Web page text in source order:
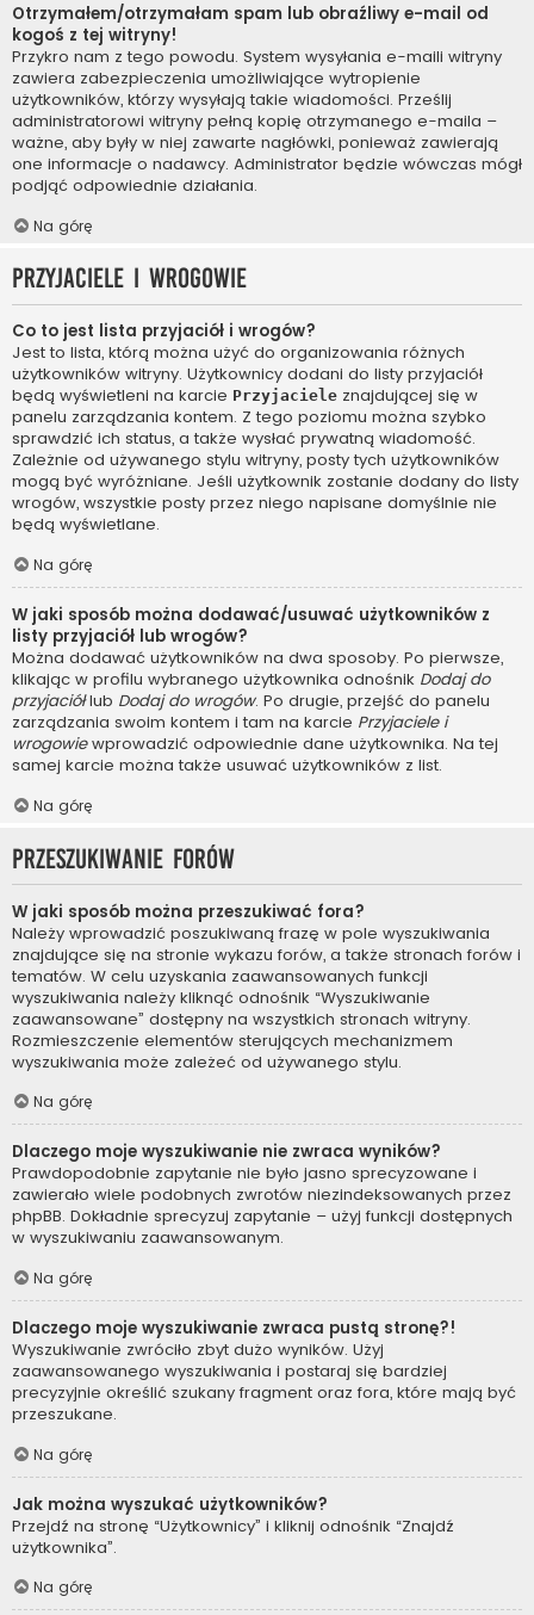
Otrzymałem/otrzymałam spam lub obraźliwy e-mail od
kogoś z tej witryny!
Przykro nam z tego powodu. System wysyłania e-maili witryny
zawiera zabezpieczenia umożliwiające wytropienie
użytkowników, którzy wysyłają takie wiadomości. Prześlij
administratorowi witryny pełną kopię otrzymanego e-maila –
ważne, aby były w niej zawarte nagłówki, ponieważ zawierają
one informacje o nadawcy. Administrator będzie wówczas mógł
podjąć odpowiednie działania.
Na górę
Przyjaciele i wrogowie
Co to jest lista przyjaciół i wrogów?
Jest to lista, którą można użyć do organizowania różnych
użytkowników witryny. Użytkownicy dodani do listy przyjaciół
będą wyświetleni na karcie Przyjaciele znajdującej się w
panelu zarządzania kontem. Z tego poziomu można szybko
sprawdzić ich status, a także wysłać prywatną wiadomość.
Zależnie od używanego stylu witryny, posty tych użytkowników
mogą być wyróżniane. Jeśli użytkownik zostanie dodany do listy
wrogów, wszystkie posty przez niego napisane domyślnie nie
będą wyświetlane.
Na górę
W jaki sposób można dodawać/usuwać użytkowników z
listy przyjaciół lub wrogów?
Można dodawać użytkowników na dwa sposoby. Po pierwsze,
klikając w profilu wybranego użytkownika odnośnik Dodaj do
przyjaciółlub Dodaj do wrogów. Po drugie, przejść do panelu
zarządzania swoim kontem i tam na karcie Przyjaciele i
wrogowiewprowadzić odpowiednie dane użytkownika. Na tej
samej karcie można także usuwać użytkowników z list.
Na górę
Przeszukiwanie forów
W jaki sposób można przeszukiwać fora?
Należy wprowadzić poszukiwaną frazę w pole wyszukiwania
znajdujące się na stronie wykazu forów, a także stronach forów i
tematów. W celu uzyskania zaawansowanych funkcji
wyszukiwania należy kliknąć odnośnik “Wyszukiwanie
zaawansowane” dostępny na wszystkich stronach witryny.
Rozmieszczenie elementów sterujących mechanizmem
wyszukiwania może zależeć od używanego stylu.
Na górę
Dlaczego moje wyszukiwanie nie zwraca wyników?
Prawdopodobnie zapytanie nie było jasno sprecyzowane i
zawierało wiele podobnych zwrotów niezindeksowanych przez
phpBB. Dokładnie sprecyzuj zapytanie – użyj funkcji dostępnych
w wyszukiwaniu zaawansowanym.
Na górę
Dlaczego moje wyszukiwanie zwraca pustą stronę?!
Wyszukiwanie zwróciło zbyt dużo wyników. Użyj
zaawansowanego wyszukiwania i postaraj się bardziej
precyzyjnie określić szukany fragment oraz fora, które mają być
przeszukane.
Na górę
Jak można wyszukać użytkowników?
Przejdź na stronę “Użytkownicy” i kliknij odnośnik “Znajdź
użytkownika”.
Na górę